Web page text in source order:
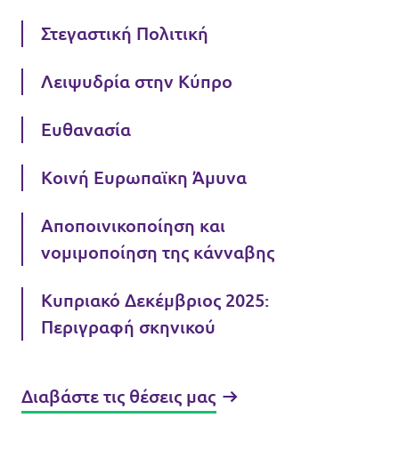
Στεγαστική Πολιτική
Λειψυδρία στην Κύπρο
Ευθανασία
Κοινή Ευρωπαϊκη Άμυνα
Αποποινικοποίηση και
νομιμοποίηση της κάνναβης
Κυπριακό Δεκέμβριος 2025:
Περιγραφή σκηνικού
Διαβάστε τις θέσεις μας